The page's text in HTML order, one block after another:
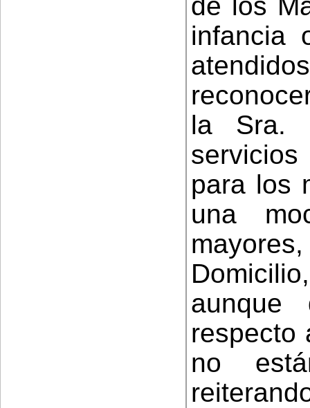
infancia
la Sra.
servicios
para los
una
aunque
respecto
no